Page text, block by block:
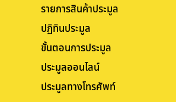
รายการสินค้าประมูล
ปฏิทินประมูล
ขั้นตอนการประมูล
ประมูลออนไลน์
ประมูลทางโทรศัพท์